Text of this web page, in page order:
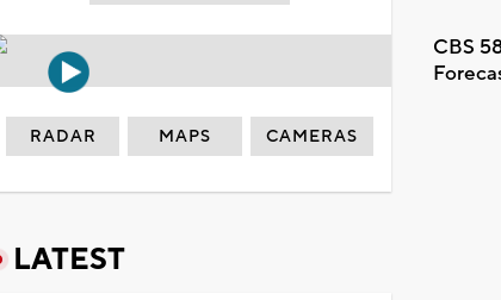
CBS
RADAR MAPS CAMERAS
LATEST